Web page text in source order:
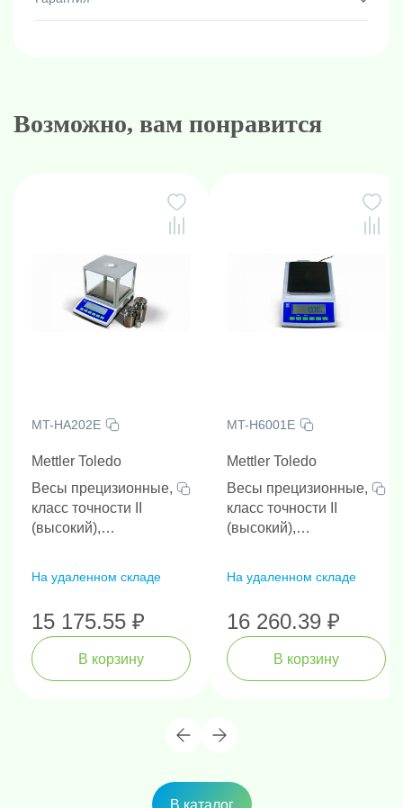
Возможно, вам понравится
MT-HA202E
Mettler Toledo
Весы прецизионные,
класс точности II
(высокий),
На удаленном складе
15 175.55 ₽
В корзину
MT-H6001E
Mettler Toledo
Весы прецизионные,
класс точности II
(высокий),
На удаленном складе
16 260.39 ₽
В корзину
В каталог